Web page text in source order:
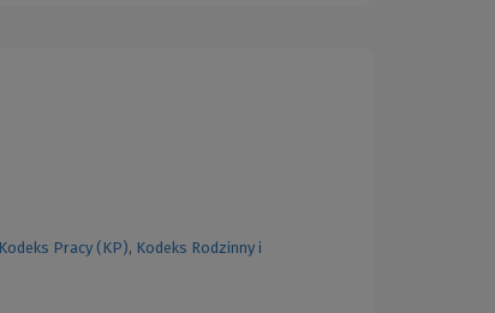
Kodeks Pracy (KP), Kodeks Rodzinny i